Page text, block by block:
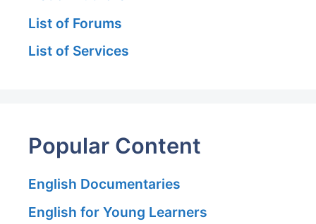
List of Forums
List of Services
Popular Content
English Documentaries
English for Young Learners